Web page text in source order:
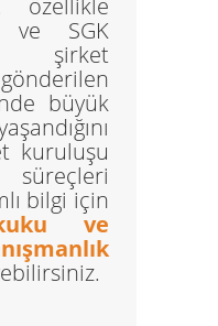
özellikle
ve SGK
şirket
büyük
kuruluşu
bilgi için
ve